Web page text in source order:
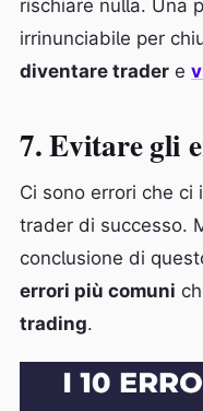
rischiare nulla. Una
irrinunciabile per
diventare trader e
7. Evitare gli
Ci sono errori che
trader di successo.
conclusione di
errori più comuni
trading.